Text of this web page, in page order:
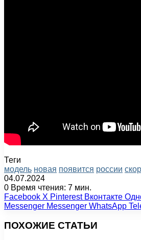
Теги
модель новая появится россии
04.07.2024
0 Время чтения: 7 мин.
Facebook X Pinterest Вконтакте
Messenger Messenger WhatsApp
ПОХОЖИЕ СТАТЬИ